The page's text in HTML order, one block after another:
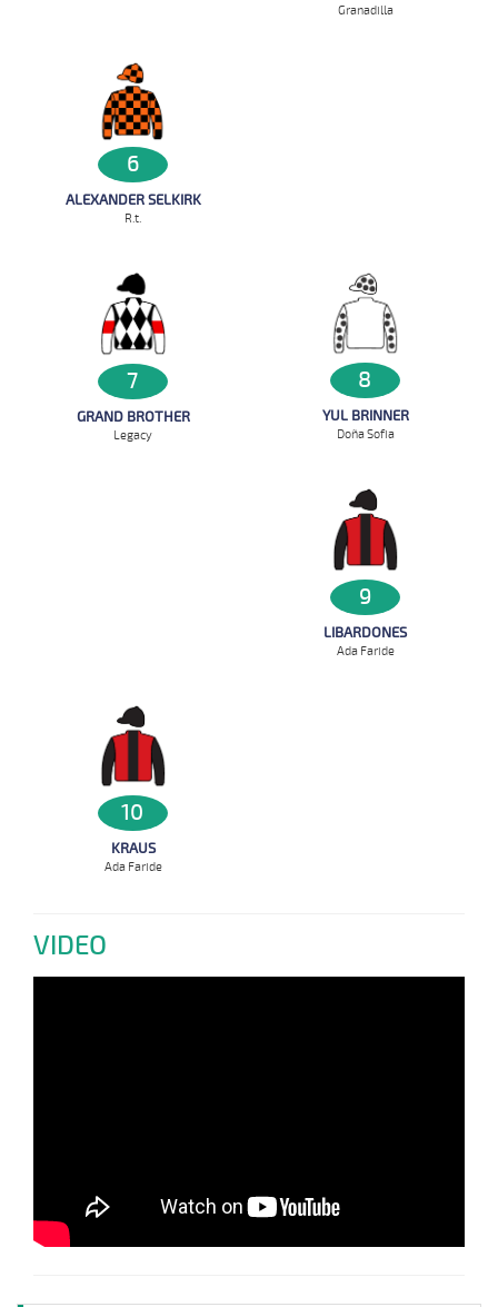
Granadilla
6
ALEXANDER SELKIRK
R.t.
7
GRAND BROTHER
Legacy
8
YUL BRINNER
Doña Sofia
9
LIBARDONES
Ada Faride
10
KRAUS
Ada Faride
VIDEO